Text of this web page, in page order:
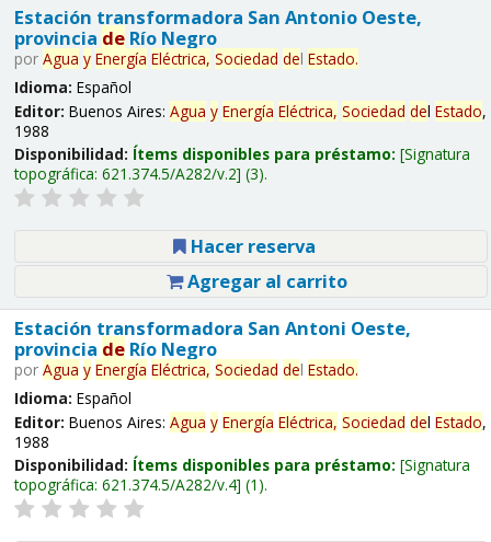
Estación transformadora San Antonio Oeste,
provincia deRío Negro
por Agua y Energía Eléctrica, Sociedad del Estado.
Idioma: Español
Editor: Buenos Aires: Agua y Energía Eléctrica, Sociedad del Estado,
1988
Disponibilidad: Ítems disponibles para préstamo: Signatura
topográfica: 621.374.5/A282/v.2 (3).
Hacer reserva
Agregar al carrito
Estación transformadora San Antoni Oeste,
provincia deRío Negro
por Agua y Energía Eléctrica, Sociedad del Estado.
Idioma: Español
Editor: Buenos Aires: Agua y Energía Eléctrica, Sociedad del Estado,
1988
Disponibilidad: Ítems disponibles para préstamo: Signatura
topográfica: 621.374.5/A282/v.4 (1).